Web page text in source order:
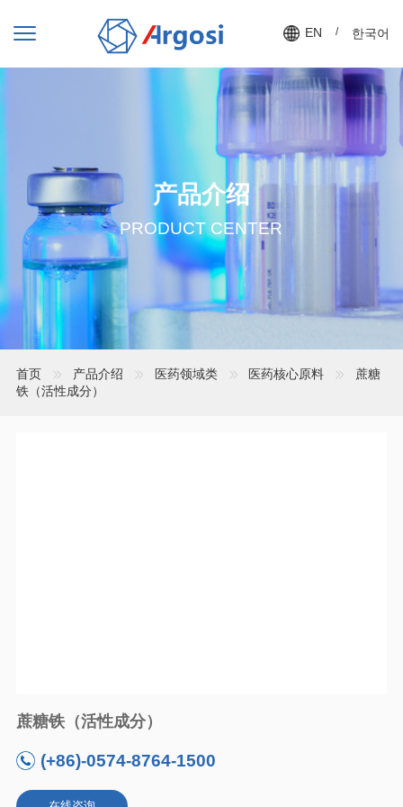
EN / 한국어
产品介绍
PRODUCT CENTER
首页 产品介绍 医药领域类 医药核心原料
蔗糖
铁（活性成分）
蔗糖铁（活性成分）
(+86)-0574-8764-1500